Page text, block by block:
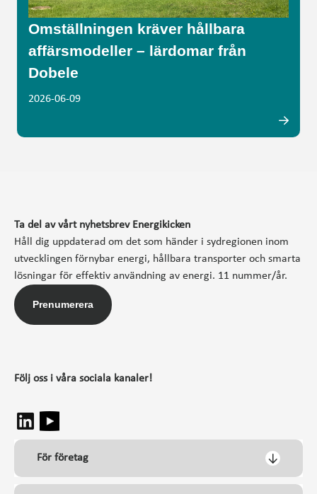
Omställningen kräver hållbara
affärsmodeller – lärdomar från
Dobele
2026-06-09
Ta del av vårt nyhetsbrev Energikicken
Håll dig uppdaterad om det som händer i sydregionen inom
utvecklingen förnybar energi, hållbara transporter och smarta
lösningar för effektiv användning av energi. 11 nummer/år.
Prenumerera
Följ oss i våra sociala kanaler!
För företag